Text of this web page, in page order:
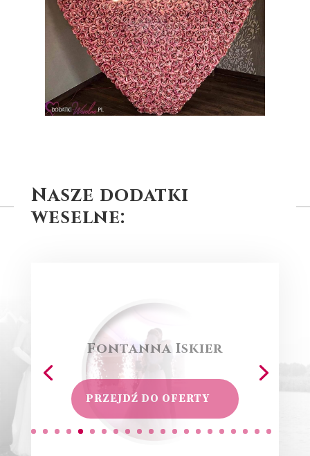
Nasze dodatki
weselne:
Fontanna Iskier
PRZEJDŹ DO OFERTY